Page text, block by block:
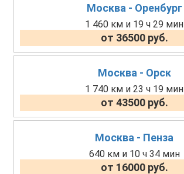
Москва - Оренбург
1 460 км и 19 ч 29 мин
от 36500 руб.
Москва - Орск
1 740 км и 23 ч 19 мин
от 43500 руб.
Москва - Пенза
640 км и 10 ч 34 мин
от 16000 руб.